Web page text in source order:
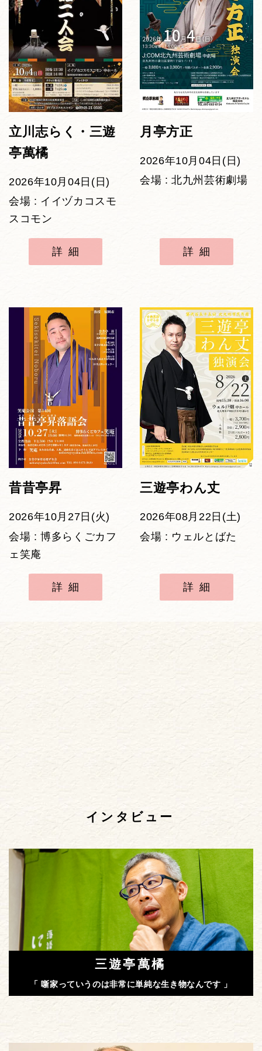
立川志らく・三遊
亭萬橘
2026年10月04日(日)
会場 : イイヅカコスモ
スコモン
詳細
月亭方正
2026年10月04日(日)
会場 : 北九州芸術劇場
詳細
昔昔亭昇
2026年10月27日(火)
会場 : 博多らくごカフ
ェ笑庵
詳細
三遊亭わん丈
2026年08月22日(土)
会場 : ウェルとばた
詳細
インタビュー
三遊亭萬橘
「 噺家っていうのは非常に単純な生き物なんです 」